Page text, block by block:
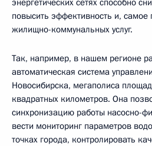
повысить эффективность и, самое
жилищно-коммунальных услуг.
Так, например, в нашем регионе
автоматическая система
Новосибирска, мегаполиса
квадратных километров. Она
синхронизацию работы насосно-
вести мониторинг параметров
точках города, контролировать